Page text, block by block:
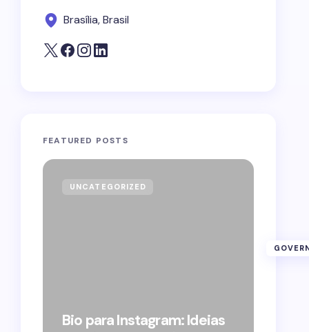
Brasília, Brasil
FEATURED POSTS
UNCATEGORIZED
Bio para Instagram: Ideias